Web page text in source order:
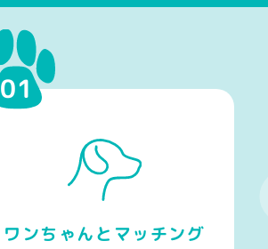
ワンちゃんとマッチング